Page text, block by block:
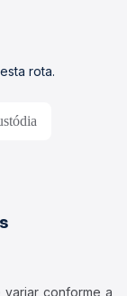
rota.
conforme a